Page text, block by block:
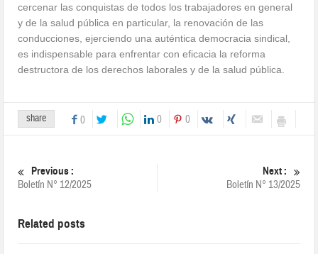
cercenar las conquistas de todos los trabajadores en general
y de la salud pública en particular, la renovación de las
conducciones, ejerciendo una auténtica democracia sindical,
es indispensable para enfrentar con eficacia la reforma
destructora de los derechos laborales y de la salud pública.
share 0 0 0
Previous :
Boletín N° 12/2025
Next :
Boletín N° 13/2025
Related posts